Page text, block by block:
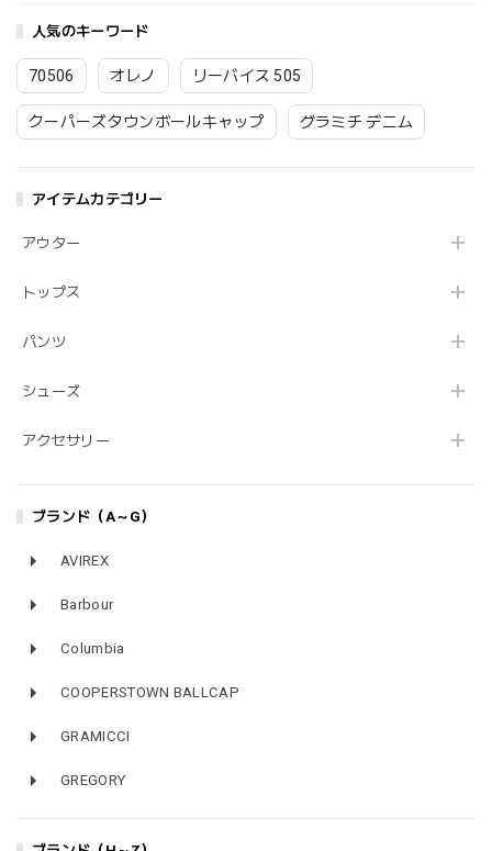
人気のキーワード
70506 オレノ リーバイス 505
クーパーズタウンボールキャップ グラミチ デニム
アイテムカテゴリー
アウター
トップス
パンツ
シューズ
アクセサリー
ブランド（A～G）
AVIREX
Barbour
Columbia
COOPERSTOWN BALLCAP
GRAMICCI
GREGORY